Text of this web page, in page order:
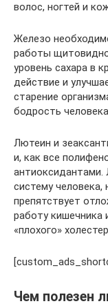
волос, ногтей и
Железо
работы
уровень сахара в
действие и
старение
бодрость
Лютеин и
и, как все
антиоксидантами.
систему человека,
препятствует
работу кишечника
«плохого»
Чем полезен